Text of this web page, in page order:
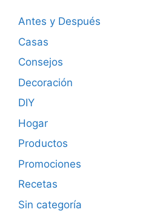
Antes y Después
Casas
Consejos
Decoración
DIY
Hogar
Productos
Promociones
Recetas
Sin categoría